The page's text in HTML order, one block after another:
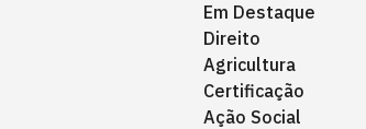
Em Destaque
Direito
Agricultura
Certificação
Ação Social